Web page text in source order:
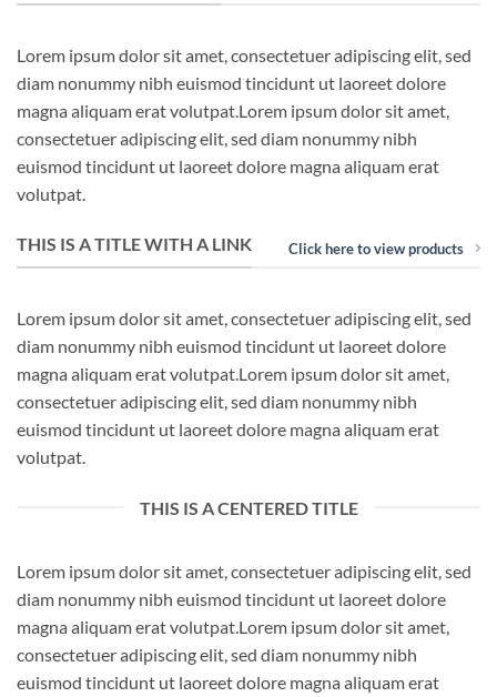
Lorem ipsum dolor sit amet, consectetuer adipiscing elit, sed
diam nonummy nibh euismod tincidunt ut laoreet dolore
magna aliquam erat volutpat.Lorem ipsum dolor sit amet,
consectetuer adipiscing elit, sed diam nonummy nibh
euismod tincidunt ut laoreet dolore magna aliquam erat
volutpat.
THIS IS A TITLE WITH A LINK Click here to view products
Lorem ipsum dolor sit amet, consectetuer adipiscing elit, sed
diam nonummy nibh euismod tincidunt ut laoreet dolore
magna aliquam erat volutpat.Lorem ipsum dolor sit amet,
consectetuer adipiscing elit, sed diam nonummy nibh
euismod tincidunt ut laoreet dolore magna aliquam erat
volutpat.
THIS IS A CENTERED TITLE
Lorem ipsum dolor sit amet, consectetuer adipiscing elit, sed
diam nonummy nibh euismod tincidunt ut laoreet dolore
magna aliquam erat volutpat.Lorem ipsum dolor sit amet,
consectetuer adipiscing elit, sed diam nonummy nibh
euismod tincidunt ut laoreet dolore magna aliquam erat